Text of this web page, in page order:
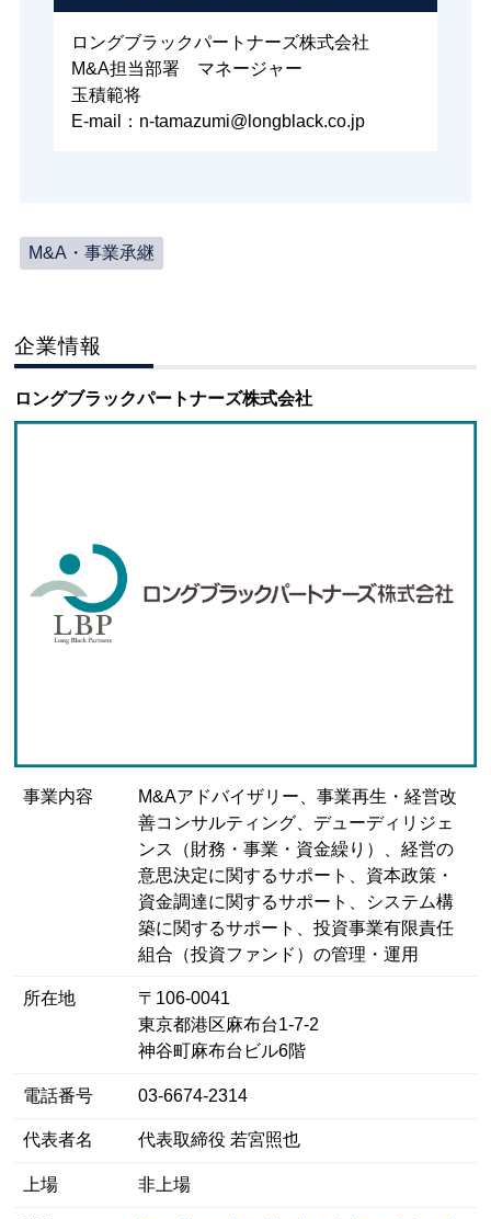
ロングブラックパートナーズ株式会社
M&A担当部署 マネージャー
玉積範将
E-mail：n-tamazumi@longblack.co.jp
M&A・事業承継
企業情報
ロングブラックパートナーズ株式会社
事業内容
M&Aアドバイザリー、事業再生・経営改
善コンサルティング、デューディリジェ
ンス（財務・事業・資金繰り）、経営の
意思決定に関するサポート、資本政策・
資金調達に関するサポート、システム構
築に関するサポート、投資事業有限責任
組合（投資ファンド）の管理・運用
所在地
〒106-0041
東京都港区麻布台1-7-2
神谷町麻布台ビル6階
電話番号 03-6674-2314
代表者名 代表取締役 若宮照也
上場 非上場